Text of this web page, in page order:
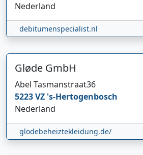
Nederland
debitumenspecialist.nl
Gløde GmbH
Abel Tasmanstraat36
5223 VZ 's-Hertogenbosch
Nederland
glodebeheiztekleidung.de/